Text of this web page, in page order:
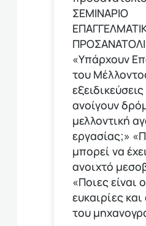
ΣΕΜΙΝΑΡΙΟ
«Υπάρχουν
του
ανοίγουν
μελλοντική
εργασίας;»
μπορεί να
ανοιχτό
«Ποιες είναι
ευκαιρίες
του